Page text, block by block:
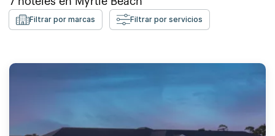
Filtrar por marcas Filtrar por servicios